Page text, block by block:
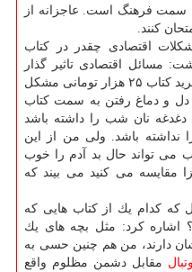
سمت فرهنگ است. عاجزانه از
كنند.
اقتصادی چقدر در كتاب
مسائل اقتصادی تاثیر گذار
است ولی نه به اینصورت كه برای خرید كتاب ۲۵ هزار تومانی مشكل
دل و دماغ رفتن به سمت كتاب
نان شب را داشته باشد
نداشته باشد. ولی من از این
می تواند حال بد آدم را خوب
مقایسه می كنید می بیند كه
كه كدام یك از كتاب هایی كه
اشاره كرد: مثل بچه های یك
دارند، من هم چنین حسی به
مقابل دشمن مظلوم واقع